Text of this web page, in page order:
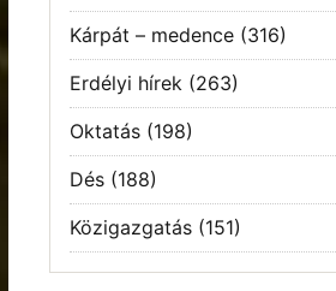
Kárpát – medence (316)
Erdélyi hírek (263)
Oktatás (198)
Dés (188)
Közigazgatás (151)